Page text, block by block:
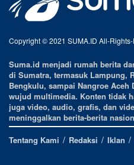
Copyright © 2021 SUMA.ID All-
Suma.id menjadi rumah berita
di Sumatra, termasuk Lampung,
Bengkulu, sampai Nangroe
wujud multimedia. Konten tidak
juga video, audio, grafis, dan
meninggalkan berita-berita
Tentang Kami
Redaksi Iklan